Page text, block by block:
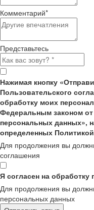
Комментарий*
Представьтесь
Нажимая кнопку
Пользовательского
обработку моих
Федеральным законом
персональных данных»,
определенных
Для продолжения вы
соглашения
Я согласен на
Для продолжения вы
персональных данных